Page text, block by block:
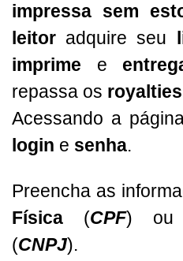
impressa sem
leitor adquire seu
imprime e
repassa os royalties
Acessando a
login e senha.
Preencha as
Física (CPF) ou
(CNPJ).